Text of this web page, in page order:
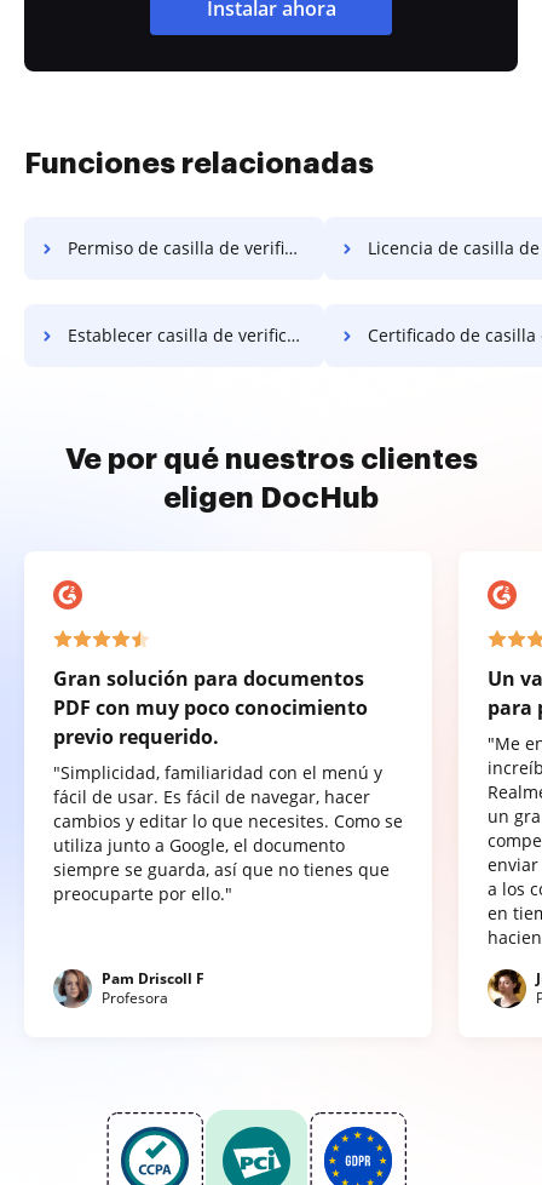
Instalar ahora
Funciones relacionadas
Permiso de casilla de verificación Licencia de casilla de
Establecer casilla de verificación de acreditación Certificado de casilla de
Ve por qué nuestros clientes
eligen DocHub
Gran solución para documentos
PDF con muy poco conocimiento
previo requerido.
"Simplicidad, familiaridad con el menú y
fácil de usar. Es fácil de navegar, hacer
cambios y editar lo que necesites. Como se
utiliza junto a Google, el documento
siempre se guarda, así que no tienes que
preocuparte por ello."
Pam Driscoll F
Profesora
Un
para
"Me
un
a los
en